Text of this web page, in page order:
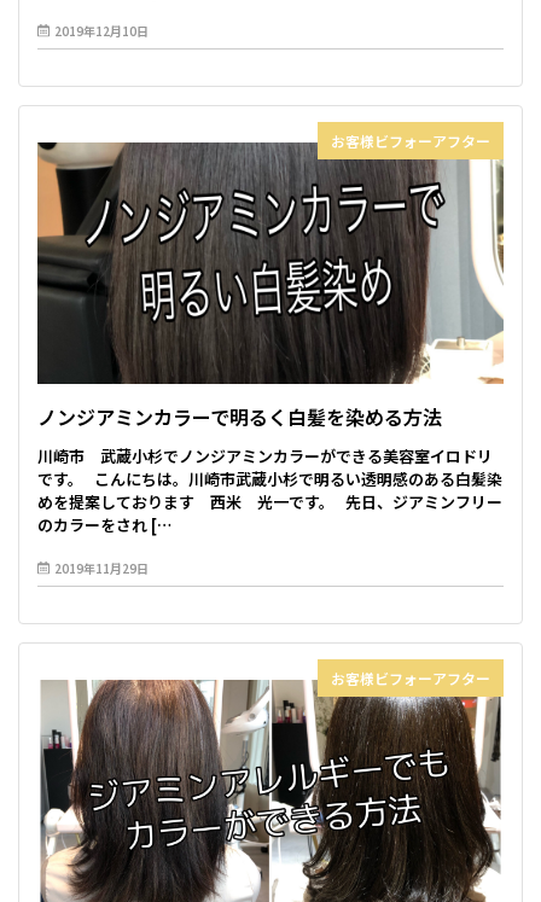
2019年12月10日
お客様ビフォーアフター
ノンジアミンカラーで明るく白髪を染める方法
川崎市 武蔵小杉でノンジアミンカラーができる美容室イロドリ
です。 こんにちは。川崎市武蔵小杉で明るい透明感のある白髪染
めを提案しております 西米 光一です。 先日、ジアミンフリー
のカラーをされ […
2019年11月29日
お客様ビフォーアフター